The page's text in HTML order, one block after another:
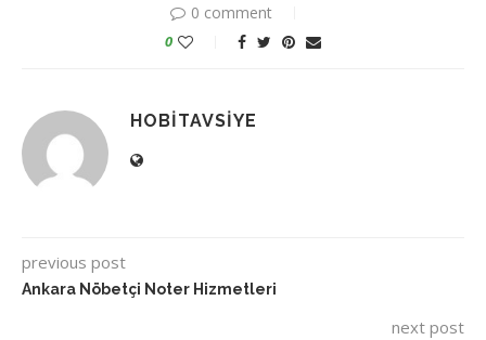
0 comment
0
HOBITAVSIYE
previous post
Ankara Nöbetçi Noter Hizmetleri
next post